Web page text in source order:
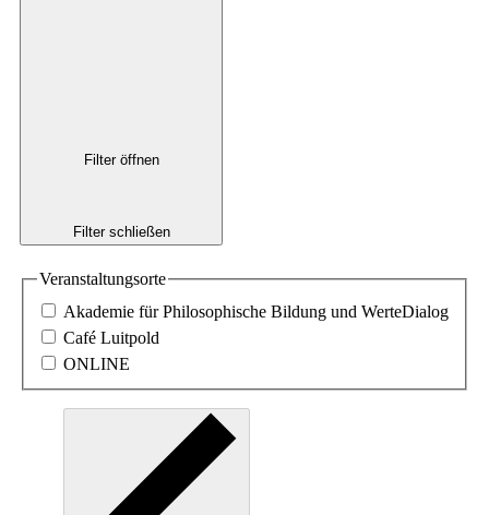
Filter öffnen
Filter schließen
Veranstaltungsorte
Akademie für Philosophische Bildung und WerteDialog
Café Luitpold
ONLINE